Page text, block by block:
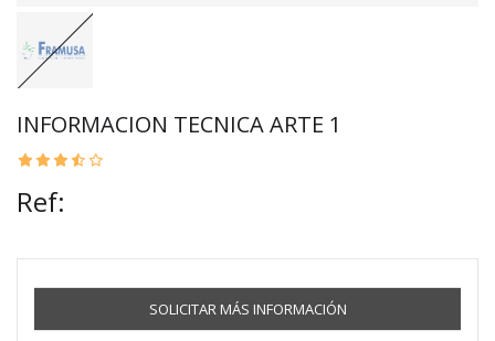
INFORMACION TECNICA ARTE 1
Ref:
SOLICITAR MÁS INFORMACIÓN